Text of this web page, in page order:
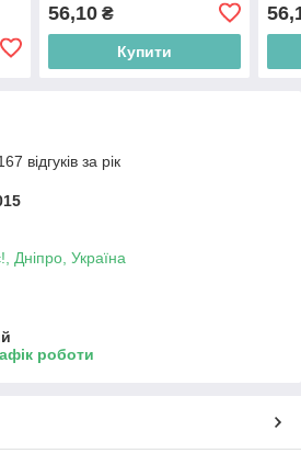
56,10₴
Купити
відгуків за рік
Дніпро, Україна
роботи